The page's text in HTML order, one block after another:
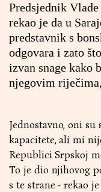
Predsjednik
rekao je da u
predstavnik s
odgovara i zato
izvan snage kako
njegovim
Jednostavno, oni
kapacitete, ali mi
Republici Srpskoj
To je dio njihovog
s te strane - rekao